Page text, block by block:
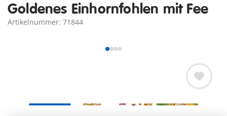
Goldenes Einhornfohlen mit Fee
Artikelnummer: 71844